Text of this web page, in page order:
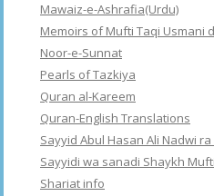
Mawaiz-e-Ashrafia(Urdu)
Memoirs of Mufti Taqi Usmani
Noor-e-Sunnat
Pearls of Tazkiya
Quran al-Kareem
Quran-English Translations
Sayyid Abul Hasan Ali Nadwi
Sayyidi wa sanadi Shaykh
Shariat info